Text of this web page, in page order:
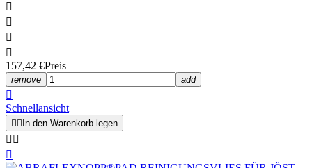




157,42 €Preis
remove add

Schnellansicht
  In den Warenkorb legen
 
